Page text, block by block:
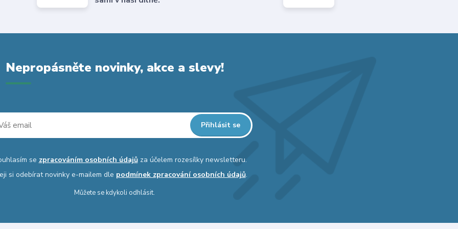
Nepropásněte novinky, akce a slevy!
Přihlásit se
se zpracováním osobních údajůza účelem rozesílky newsletteru.
si odebírat novinky e-mailem dle podmínek zpracování osobních údajů.
Můžete se kdykoli odhlásit.